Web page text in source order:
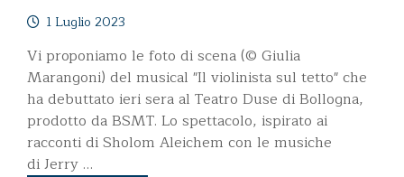
1 Luglio 2023
Vi proponiamo le foto di scena (© Giulia
Marangoni) del musical "Il violinista sul tetto" che
ha debuttato ieri sera al Teatro Duse di Bollogna,
prodotto da BSMT. Lo spettacolo, ispirato ai
racconti di Sholom Aleichem con le musiche
di Jerry …